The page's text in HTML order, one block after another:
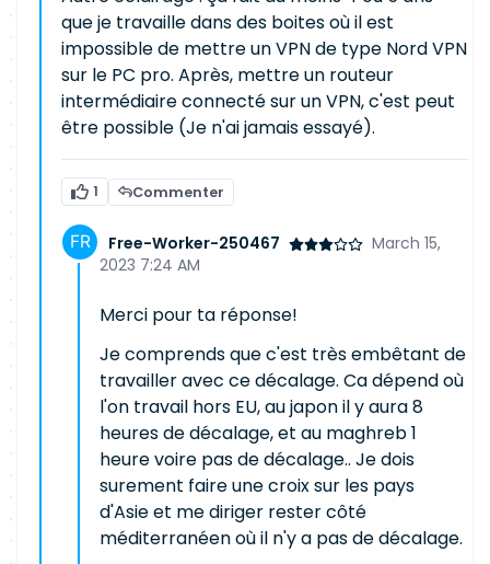
que je travaille dans des boites où il est
impossible de mettre un VPN de type Nord VPN
sur le PC pro. Après, mettre un routeur
intermédiaire connecté sur un VPN, c'est peut
être possible (Je n'ai jamais essayé).
1 Commenter
Free-Worker-250467
March 15,
2023 7:24 AM
Merci pour ta réponse!
Je comprends que c'est très embêtant de
travailler avec ce décalage. Ca dépend où
l'on travail hors EU, au japon il y aura 8
heures de décalage, et au maghreb 1
heure voire pas de décalage.. Je dois
surement faire une croix sur les pays
d'Asie et me diriger rester côté
méditerranéen où il n'y a pas de décalage.